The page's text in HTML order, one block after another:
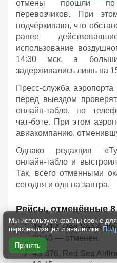
отмены прошли по
перевозчиков. При
подчёркивают, что
ранее
использование
14:30 мск, а
задерживались лишь на
Пресс‑служба
перед выездом
онлайн‑табло, по
чат‑боте. При этом
авиакомпанию,
Однако редакция
онлайн‑табло и
Так, всего отменными
сегодня и одн на завтра.
Рейсы, отменённые 8
4S 312, Red Sea
00:40 — отменён.
4S 376, Red Sea
Мы используем файлы cookie для
персонализации и аналитики.
Принять